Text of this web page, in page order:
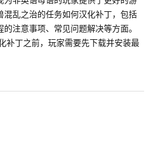
乱之治的任务如何汉化补丁，包括
注意事项、常见问题解决等方面。
补丁之前，玩家需要先下载并安装最